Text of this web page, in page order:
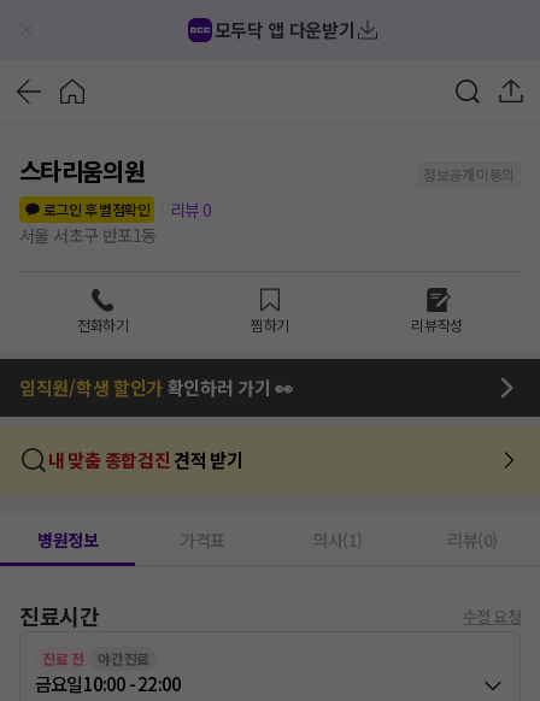
모두닥 앱 다운받기
스타리움의원
정보공개 미동의
로그인 후 별점확인
리뷰 0
서울 서초구 반포1동
전화하기 찜하기 리뷰작성
임직원/학생 할인가확인하러 가기 👀
내 맞춤 종합검진 견적 받기
병원정보 가격표 의사(1) 리뷰(0)
진료시간 수정 요청
진료 전 야간진료
금요일10:00 - 22:00